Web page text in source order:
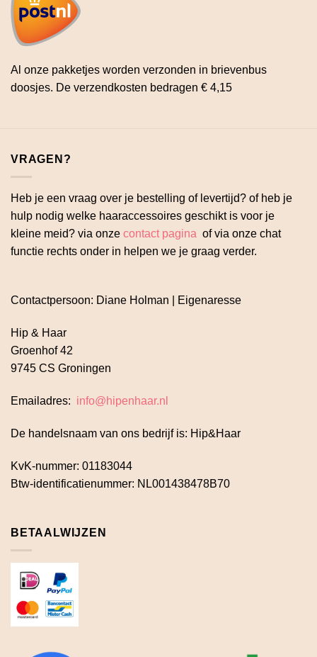
Al onze pakketjes worden verzonden in brievenbus
doosjes. De verzendkosten bedragen € 4,15
VRAGEN?
Heb je een vraag over je bestelling of levertijd? of heb je
hulp nodig welke haaraccessoires geschikt is voor je
kleine meid? via onze contact pagina of via onze chat
functie rechts onder in helpen we je graag verder.
Contactpersoon: Diane Holman | Eigenaresse
Hip & Haar
Groenhof 42
9745 CS Groningen
Emailadres: info@hipenhaar.nl
De handelsnaam van ons bedrijf is: Hip&Haar
KvK-nummer: 01183044
Btw-identificatienummer: NL001438478B70
BETAALWIJZEN